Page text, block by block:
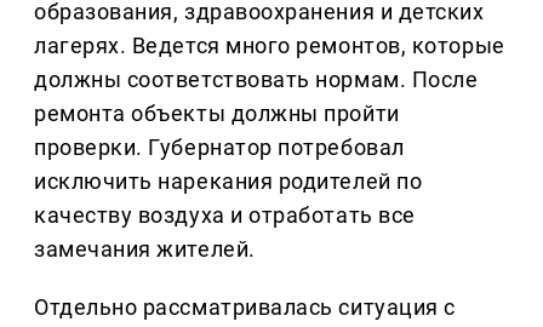
образования, здравоохранения и детских
лагерях. Ведется много ремонтов, которые
должны соответствовать нормам. После
ремонта объекты должны пройти
проверки. Губернатор потребовал
исключить нарекания родителей по
качеству воздуха и отработать все
замечания жителей.
Отдельно рассматривалась ситуация с